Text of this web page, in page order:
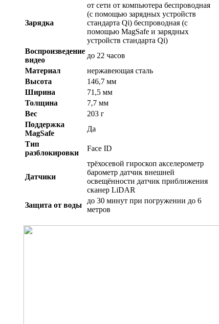
Зарядка
от сети от компьютера беспроводная
(с помощью зарядных устройств
стандарта Qi) беспроводная (с
помощью MagSafe и зарядных
устройств стандарта Qi)
Воспроизведение
видео
до 22 часов
Материал
нержавеющая сталь
Высота
146,7 мм
Ширина
71,5 мм
Толщина
7,7 мм
Вес
203 г
Поддержка
MagSafe
Да
Тип
разблокировки
Face ID
Датчики
трёхосевой гироскоп акселерометр
барометр датчик внешней
освещённости датчик приближения
сканер LiDAR
Защита от воды
до 30 минут при погружении до 6
метров